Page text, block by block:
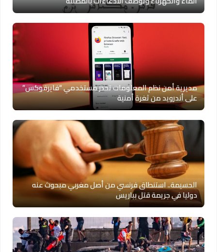
مديرية أمن نظم المعلومات تحذر مستخدمي “فايرفوكس”
على أندرويد من ثغرة أمنية
الحسيمة.. استنطاق فرنسي من أصل مغربي مبحوث عنه
دوليا في جريمة قتل بباريس